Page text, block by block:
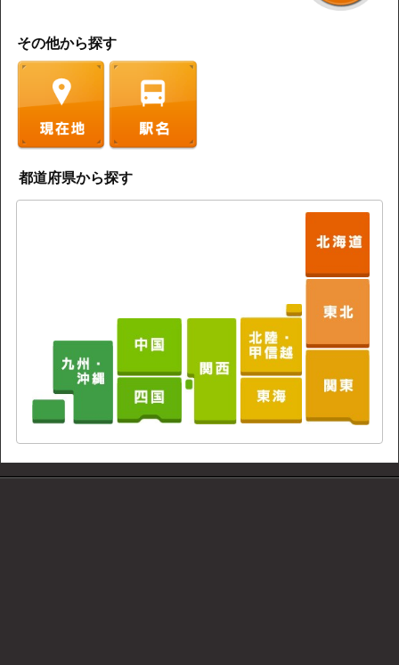
その他から探す
都道府県から探す